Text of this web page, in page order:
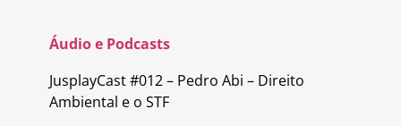
Áudio e Podcasts
JusplayCast #012 – Pedro Abi – Direito
Ambiental e o STF